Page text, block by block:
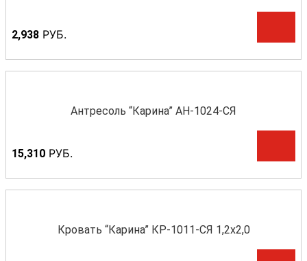
2,938 РУБ.
Антресоль “Карина” АН-1024-СЯ
15,310 РУБ.
Кровать “Карина” КР-1011-СЯ 1,2х2,0